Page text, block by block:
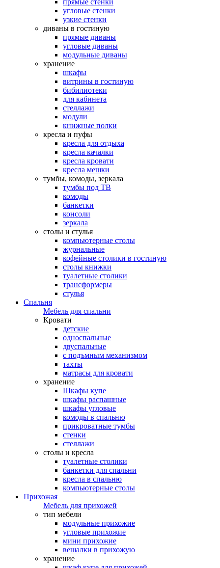
прямые стенки
угловые стенки
узкие стенки
диваны в гостиную
прямые диваны
угловые диваны
модульные диваны
хранение
шкафы
витрины в гостиную
бибилиотеки
для кабинета
стеллажи
модули
книжные полки
кресла и пуфы
кресла для отдыха
кресла качалки
кресла кровати
кресла мешки
тумбы, комоды, зеркала
тумбы под ТВ
комоды
банкетки
консоли
зеркала
столы и стулья
компьютерные столы
журнальные
кофейные столики в гостиную
столы книжки
туалетные столики
трансформеры
стулья
Спальня
Мебель для спальни
Кровати
детские
односпальные
двуспальные
с подъмным механизмом
тахты
матрасы для кровати
хранение
Шкафы купе
шкафы распашные
шкафы угловые
комоды в спальню
прикроватные тумбы
стенки
стеллажи
столы и кресла
туалетные столики
банкетки для спальни
кресла в спальню
компьютерные столы
Прихожая
Мебель для прихожей
тип мебели
модульные прихожие
угловые прихожие
мини прихожие
вешалки в прихожую
хранение